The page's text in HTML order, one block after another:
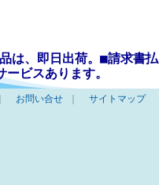
は、即日出荷。■請求書払
ビスあります。
お問い合せ サイトマップ